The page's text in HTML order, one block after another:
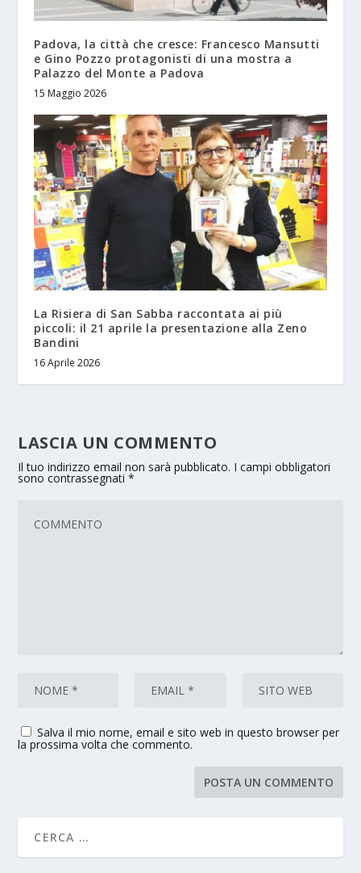
Padova, la città che cresce: Francesco Mansutti
e Gino Pozzo protagonisti di una mostra a
Palazzo del Monte a Padova
15 Maggio 2026
La Risiera di San Sabba raccontata ai più
piccoli: il 21 aprile la presentazione alla Zeno
Bandini
16 Aprile 2026
LASCIA UN COMMENTO
Il tuo indirizzo email non sarà pubblicato. I campi obbligatori
sono contrassegnati*
Salva il mio nome, email e sito web in questo browser per
la prossima volta che commento.